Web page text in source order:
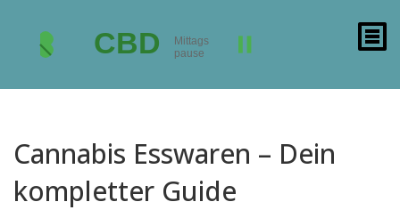
Cannabis Esswaren – Dein
kompletter Guide